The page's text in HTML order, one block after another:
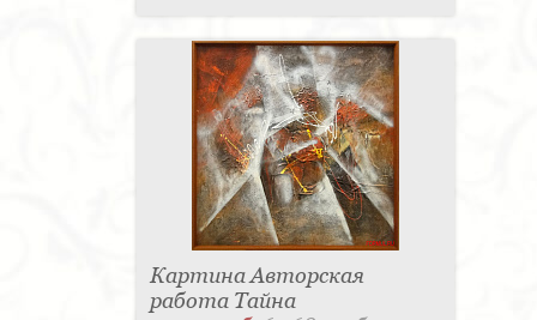
Картина Авторская
работа Тайна